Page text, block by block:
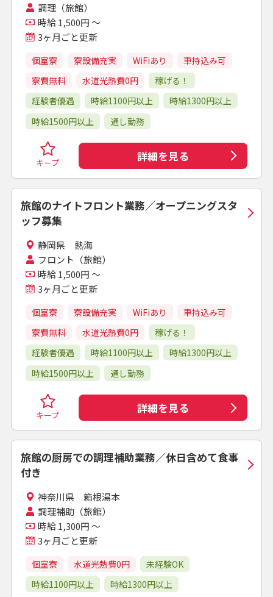
調理（旅館）
時給 1,500円 ～
3ヶ月ごと更新
個室寮 寮設備充実 WiFiあり
車持込み可
寮費無料
水道光熱費0円
稼げる！
経験者優遇
時給1100円以上
時給1300円以上
時給1500円以上
通し勤務
キープ 詳細を見る
旅館のナイトフロント業務／オープニングスタ
ッフ募集
静岡県 熱海
フロント（旅館）
時給 1,500円 ～
3ヶ月ごと更新
個室寮 寮設備充実 WiFiあり
車持込み可
寮費無料
水道光熱費0円
稼げる！
経験者優遇
時給1100円以上
時給1300円以上
時給1500円以上
通し勤務
キープ 詳細を見る
旅館の厨房での調理補助業務／休日含めて食事
付き
神奈川県 箱根湯本
調理補助（旅館）
時給 1,300円 ～
3ヶ月ごと更新
個室寮 水道光熱費0円
未経験OK
時給1100円以上
時給1300円以上